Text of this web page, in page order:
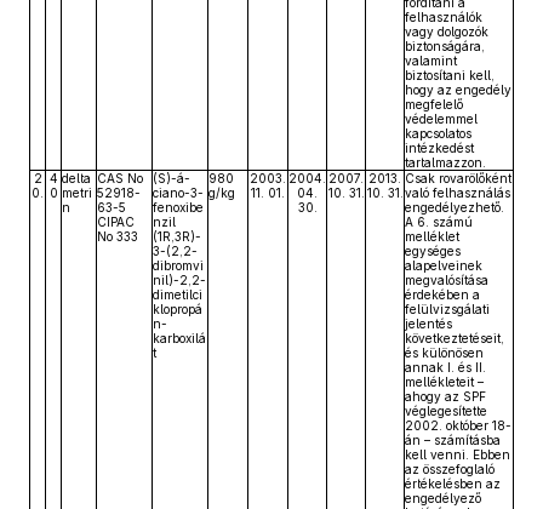
felhasználók
vagy dolgozók
biztonságára,
valamint
biztosítani kell,
hogy az engedély
megfelelő
védelemmel
kapcsolatos
intézkedést
tartalmazzon.
2
0.
4
0
delta
metri
n
CAS No
52918-
63-5
CIPAC
No 333
(S)-á-
ciano-3-
fenoxibe
nzil
(1R,3R)-
3-(2,2-
dibromvi
nil)-2,2-
dimetilci
klopropá
n-
karboxilá
t
980
g/kg
2003.
11. 01.
2004.
04.
30.
2007.
10. 31.
2013.
10. 31.
Csak rovarölőként
való felhasználás
engedélyezhető.
A 6. számú
melléklet
egységes
alapelveinek
megvalósítása
érdekében a
felülvizsgálati
jelentés
következtetéseit,
és különösen
annak I. és II.
mellékleteit –
ahogy az SPF
véglegesítette
2002. október 18-
án – számításba
kell venni. Ebben
az összefoglaló
értékelésben az
engedélyező